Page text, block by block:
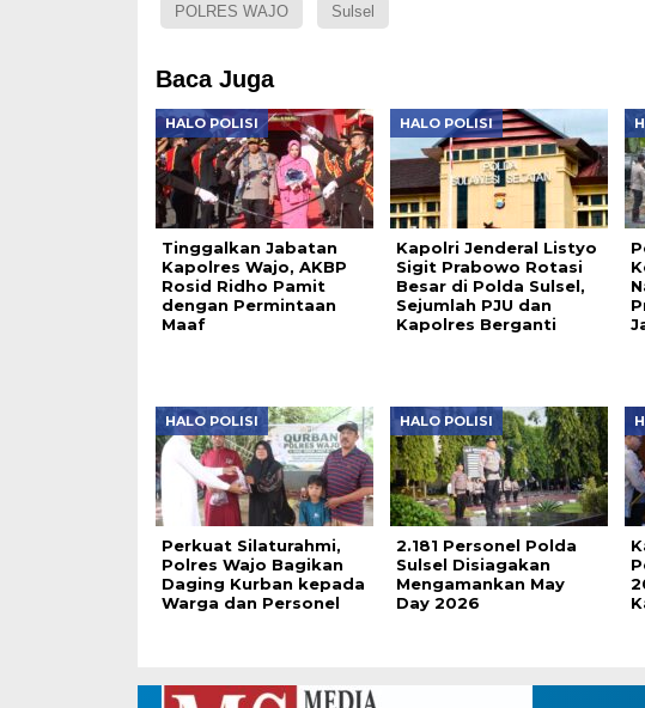
POLRES WAJO Sulsel
Baca Juga
HALO POLISI
Tinggalkan Jabatan
Kapolres Wajo, AKBP
Rosid Ridho Pamit
dengan Permintaan
Maaf
HALO POLISI
Kapolri Jenderal Listyo
Sigit Prabowo Rotasi
Besar di Polda Sulsel,
Sejumlah PJU dan
Kapolres Berganti
HALO POLISI
Perkuat Silaturahmi,
Polres Wajo Bagikan
Daging Kurban kepada
Warga dan Personel
HALO POLISI
2.181 Personel Polda
Sulsel Disiagakan
Mengamankan May
Day 2026